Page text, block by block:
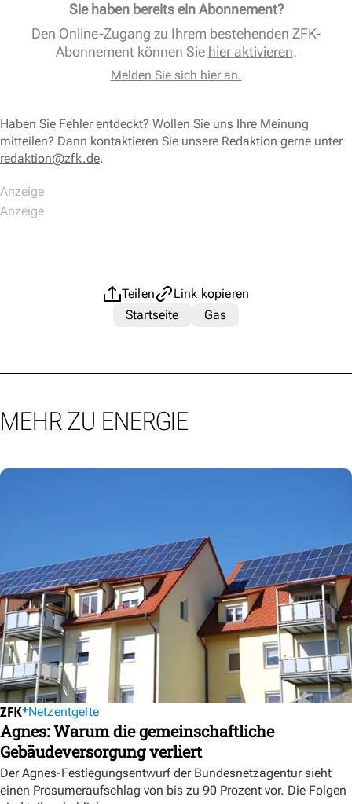
Sie haben bereits ein Abonnement?
Den Online-Zugang zu Ihrem bestehenden ZFK-
Abonnement können Sie hier aktivieren.
Melden Sie sich hier an.
Haben Sie Fehler entdeckt? Wollen Sie uns Ihre Meinung
mitteilen? Dann kontaktieren Sie unsere Redaktion gerne unter
redaktion@zfk.de.
Teilen
Link kopieren
Startseite
Gas
MEHR ZU ENERGIE
Netzentgelte
Agnes: Warum die gemeinschaftliche
Gebäudeversorgung verliert
Der Agnes-Festlegungsentwurf der Bundesnetzagentur sieht
einen Prosumeraufschlag von bis zu 90 Prozent vor. Die Folgen